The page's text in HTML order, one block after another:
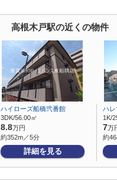
高根木戸駅の近くの物件
ハイローズ船橋弐番館
3DK/56.00㎡
8.8万円
約352m／5分
詳細を見る
ハレ
1K/
7万
約